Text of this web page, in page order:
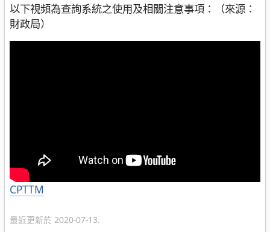
以下視頻為查詢系統之使用及相關注意事項：（來源：
財政局）
分
CPTTM
最近更新於 2020-07-13.